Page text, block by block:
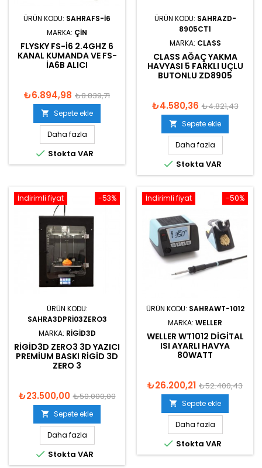
ÜRÜN KODU: SAHRAFS-I6
MARKA: ÇIN
FLYSKY FS-I6 2.4GHZ 6
KANAL KUMANDA VE FS-
IA6B ALICI
₺6.894,98 ₺8.839,71
 Sepete ekle
Daha fazla
 Stokta VAR
ÜRÜN KODU: SAHRAZD-
8905CT1
MARKA: CLASS
CLASS AĞAÇ YAKMA
HAVYASI 5 FARKLI UÇLU
BUTONLU ZD8905
₺4.580,36 ₺4.821,43
 Sepete ekle
Daha fazla
 Stokta VAR
-53%
İndirimli fiyat
ÜRÜN KODU:
SAHRA3DPRI03ZERO3
MARKA: RIGID3D
RIGID3D ZERO3 3D YAZICI
PREMIUM BASKI RIGID 3D
ZERO 3
₺23.500,00 ₺50.000,00
 Sepete ekle
Daha fazla
 Stokta VAR
-50%
İndirimli fiyat
ÜRÜN KODU: SAHRAWT-1012
MARKA: WELLER
WELLER WT1012 DIGITAL
ISI AYARLI HAVYA
80WATT
₺26.200,21 ₺52.400,43
 Sepete ekle
Daha fazla
 Stokta VAR